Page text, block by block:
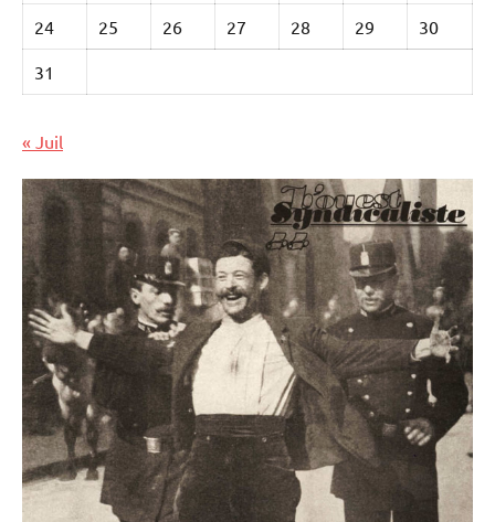
24 25 26 27 28 29 30
31
« Juil